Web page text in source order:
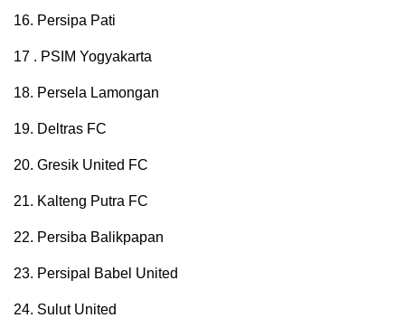
16. Persipa Pati
17 . PSIM Yogyakarta
18. Persela Lamongan
19. Deltras FC
20. Gresik United FC
21. Kalteng Putra FC
22. Persiba Balikpapan
23. Persipal Babel United
24. Sulut United